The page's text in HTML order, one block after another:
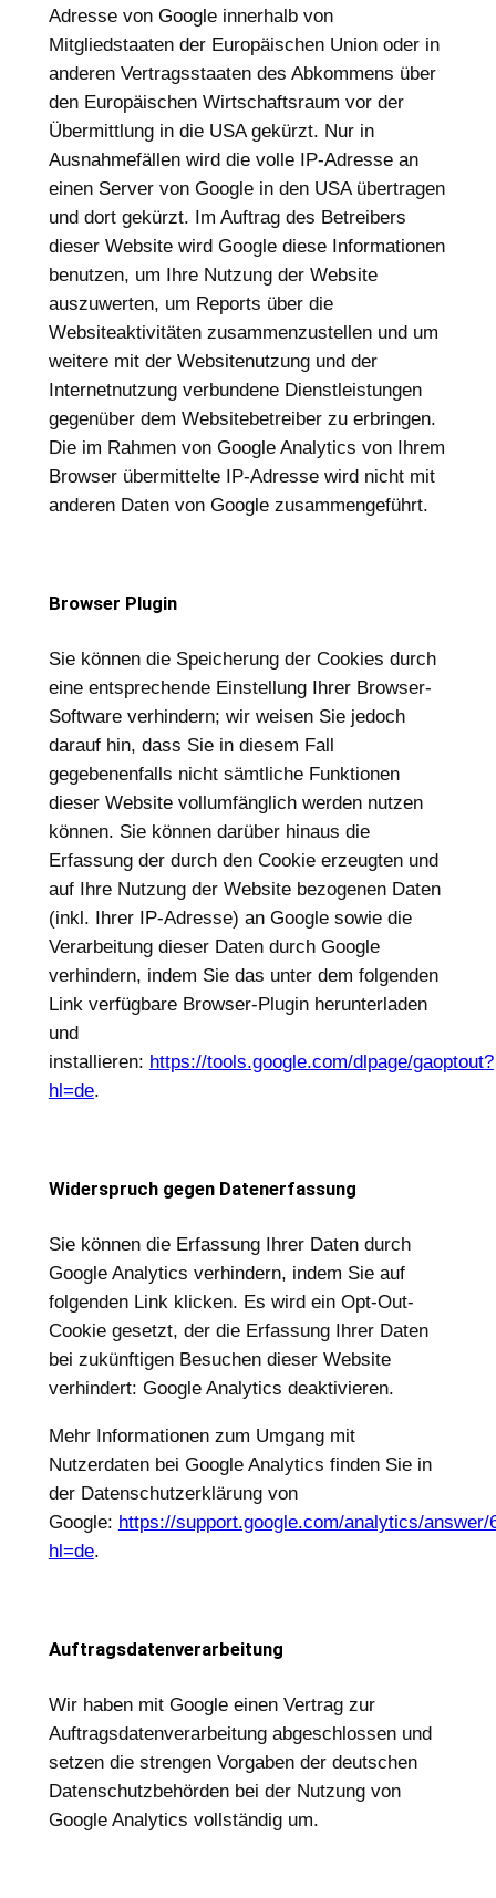
Adresse von Google innerhalb von
Mitgliedstaaten der Europäischen Union oder in
anderen Vertragsstaaten des Abkommens über
den Europäischen Wirtschaftsraum vor der
Übermittlung in die USA gekürzt. Nur in
Ausnahmefällen wird die volle IP-Adresse an
einen Server von Google in den USA übertragen
und dort gekürzt. Im Auftrag des Betreibers
dieser Website wird Google diese Informationen
benutzen, um Ihre Nutzung der Website
auszuwerten, um Reports über die
Websiteaktivitäten zusammenzustellen und um
weitere mit der Websitenutzung und der
Internetnutzung verbundene Dienstleistungen
gegenüber dem Websitebetreiber zu erbringen.
Die im Rahmen von Google Analytics von Ihrem
Browser übermittelte IP-Adresse wird nicht mit
anderen Daten von Google zusammengeführt.
Browser Plugin
Sie können die Speicherung der Cookies durch
eine entsprechende Einstellung Ihrer Browser-
Software verhindern; wir weisen Sie jedoch
darauf hin, dass Sie in diesem Fall
gegebenenfalls nicht sämtliche Funktionen
dieser Website vollumfänglich werden nutzen
können. Sie können darüber hinaus die
Erfassung der durch den Cookie erzeugten und
auf Ihre Nutzung der Website bezogenen Daten
(inkl. Ihrer IP-Adresse) an Google sowie die
Verarbeitung dieser Daten durch Google
verhindern, indem Sie das unter dem folgenden
Link verfügbare Browser-Plugin herunterladen
und
installieren: https://tools.google.com/dlpage/gaoptout?
hl=de.
Widerspruch gegen Datenerfassung
Sie können die Erfassung Ihrer Daten durch
Google Analytics verhindern, indem Sie auf
folgenden Link klicken. Es wird ein Opt-Out-
Cookie gesetzt, der die Erfassung Ihrer Daten
bei zukünftigen Besuchen dieser Website
verhindert: Google Analytics deaktivieren.
Mehr Informationen zum Umgang mit
Nutzerdaten bei Google Analytics finden Sie in
der Datenschutzerklärung von
Google: https://support.google.com/analytics/answer/
hl=de.
Auftragsdatenverarbeitung
Wir haben mit Google einen Vertrag zur
Auftragsdatenverarbeitung abgeschlossen und
setzen die strengen Vorgaben der deutschen
Datenschutzbehörden bei der Nutzung von
Google Analytics vollständig um.